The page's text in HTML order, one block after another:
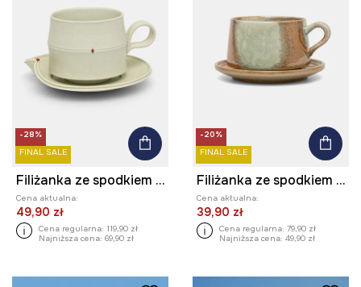
-28%
FINAL SALE
Filiżanka ze spodkiem ceramiczna
Cena aktualna:
49,90 zł
Cena regularna: 119,90 zł
Najniższa cena: 69,90 zł
-20%
FINAL SALE
Filiżanka ze spodkiem ceramiczna
Cena aktualna:
39,90 zł
Cena regularna: 79,90 zł
Najniższa cena: 49,90 zł